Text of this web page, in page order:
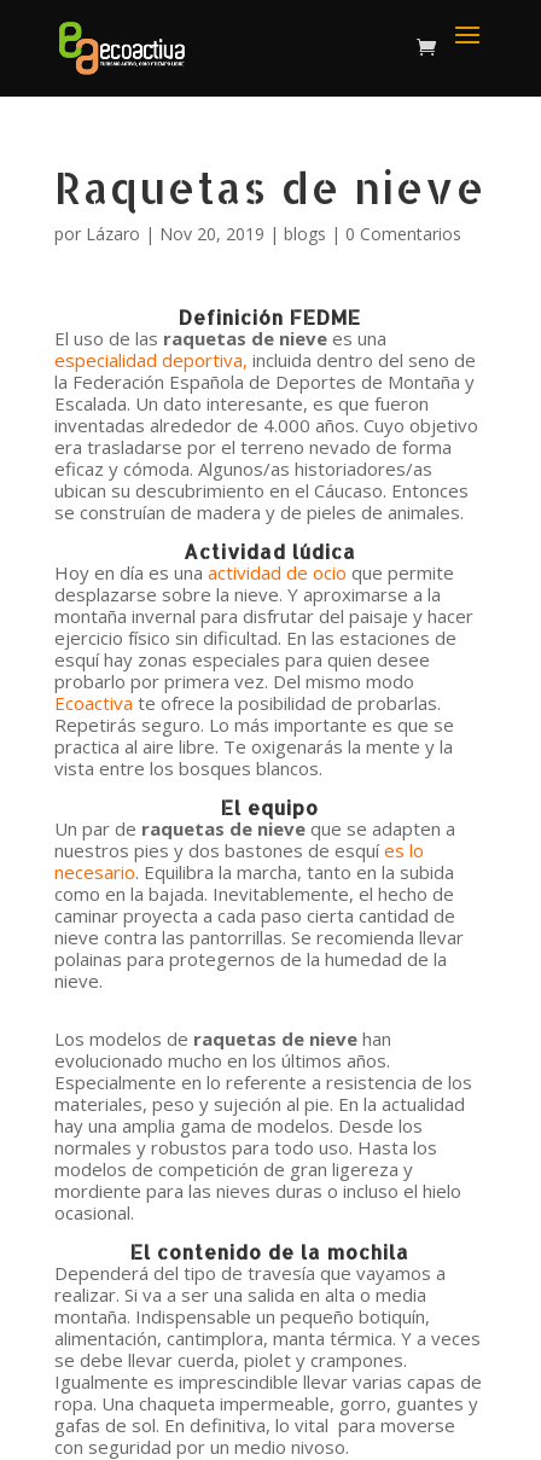
Raquetas de nieve
por Lázaro | Nov 20, 2019 | blogs | 0 Comentarios
Definición FEDME
El uso de las raquetas de nievees una
especialidad deportiva, incluida dentro del seno de
la Federación Española de Deportes de Montaña y
Escalada. Un dato interesante, es que fueron
inventadas alrededor de 4.000 años. Cuyo objetivo
era trasladarse por el terreno nevado de forma
eficaz y cómoda. Algunos/as historiadores/as
ubican su descubrimiento en el Cáucaso. Entonces
se construían de madera y de pieles de animales.
Actividad lúdica
Hoy en día es una actividad de ocio que permite
desplazarse sobre la nieve. Y aproximarse a la
montaña invernal para disfrutar del paisaje y hacer
ejercicio físico sin dificultad. En las estaciones de
esquí hay zonas especiales para quien desee
probarlo por primera vez. Del mismo modo
Ecoactiva te ofrece la posibilidad de probarlas.
Repetirás seguro. Lo más importante es que se
practica al aire libre. Te oxigenarás la mente y la
vista entre los bosques blancos.
El equipo
Un par de raquetas de nieveque se adapten a
nuestros pies y dos bastones de esquíes lo
necesario. Equilibra la marcha, tanto en la subida
como en la bajada. Inevitablemente, el hecho de
caminar proyecta a cada paso cierta cantidad de
nieve contra las pantorrillas. Se recomienda llevar
polainas para protegernos de la humedad de la
nieve.
Los modelos de raquetas de nievehan
evolucionado mucho en los últimos años.
Especialmente en lo referente a resistencia de los
materiales, peso y sujeción al pie. En la actualidad
hay una amplia gama de modelos. Desde los
normales y robustos para todo uso. Hasta los
modelos de competición de gran ligereza y
mordiente para las nieves duras o incluso el hielo
ocasional.
El contenido de la mochila
Dependerá del tipo de travesía que vayamos a
realizar. Si va a ser una salida en alta o media
montaña. Indispensable un pequeño botiquín,
alimentación, cantimplora, manta térmica. Y a veces
se debe llevar cuerda, piolet y crampones.
Igualmente es imprescindible llevar varias capas de
ropa. Una chaqueta impermeable, gorro, guantes y
gafas de sol. En definitiva, lo vital para moverse
con seguridad por un medio nivoso.